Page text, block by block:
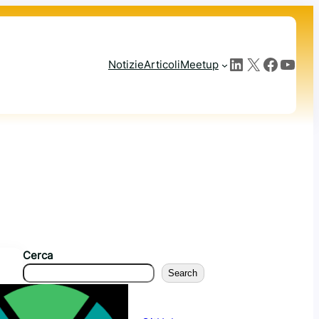
NotizieArticoliMeetup LinkedIn X Facebook YouTube
Cerca
Search